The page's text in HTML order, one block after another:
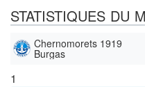
STATISTIQUES DU
Chernomorets 1919
Burgas
1